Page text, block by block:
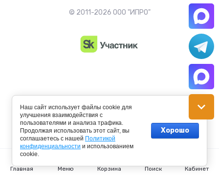
© 2011-2026 ООО "ИПРО"
Создание сайта: megagroup.ru
Главная Меню Корзина Поиск Кабинет
Наш сайт использует файлы cookie для
улучшения взаимодействия с
пользователями и анализа трафика.
Продолжая использовать этот сайт, вы
соглашаетесь с нашей Политикой
конфиденциальности и использованием
cookie.
Хорошо